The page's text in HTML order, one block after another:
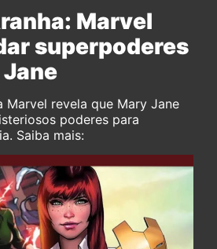
Marvel
superpoderes
Marvel revela que Mary Jane
poderes para
Saiba mais: